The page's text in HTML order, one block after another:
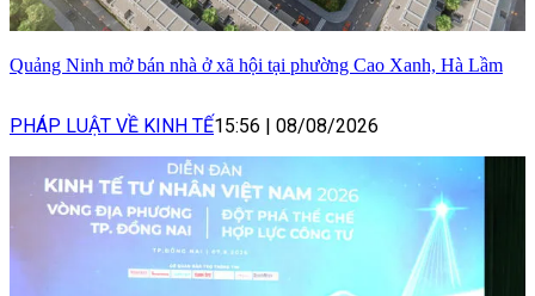
Quảng Ninh mở bán nhà ở xã hội tại phường Cao Xanh, Hà Lầm
PHÁP LUẬT VỀ KINH TẾ15:56 | 08/08/2026